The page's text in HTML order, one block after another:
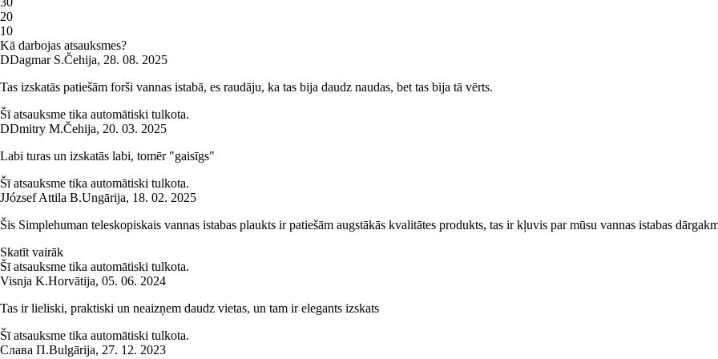
20
10
Kā darbojas atsauksmes?
DDagmar S.Čehija, 28. 08. 2025
Tas izskatās patiešām forši vannas istabā, es raudāju, ka tas bija daudz naudas, bet tas bija tā vērts.
Šī atsauksme tika automātiski tulkota.
DDmitry M.Čehija, 20. 03. 2025
Labi turas un izskatās labi, tomēr "gaisīgs"
Šī atsauksme tika automātiski tulkota.
JJózsef Attila B.Ungārija, 18. 02. 2025
Šis Simplehuman teleskopiskais vannas istabas plaukts ir patiešām augstākās kvalitātes produkts, tas ir kļuvis par mūsu vannas istabas
Skatīt vairāk
Šī atsauksme tika automātiski tulkota.
Visnja K.Horvātija, 05. 06. 2024
Tas ir lieliski, praktiski un neaizņem daudz vietas, un tam ir elegants izskats
Šī atsauksme tika automātiski tulkota.
Слава П.Bulgārija, 27. 12. 2023